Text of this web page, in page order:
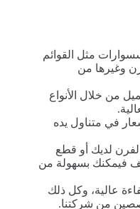
مثل القوائم
وغيرها من
من خلال الأنواع
في متناول يده
لديك أو قطع
فيمكنك بسهولة من
عالية، وكل ذلك
من شركتنا.